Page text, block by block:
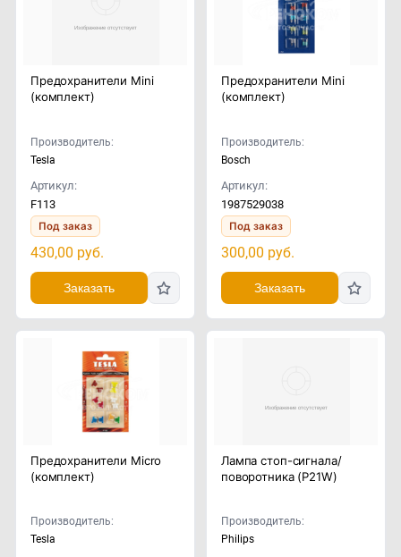
Предохранители Mini
(комплект)
Производитель:
Tesla
Артикул:
F113
Под заказ
430,00 руб.
Заказать
Предохранители Mini
(комплект)
Производитель:
Bosch
Артикул:
1987529038
Под заказ
300,00 руб.
Заказать
Предохранители Micro
(комплект)
Производитель:
Tesla
Лампа стоп-сигнала/
поворотника (P21W)
Производитель:
Philips